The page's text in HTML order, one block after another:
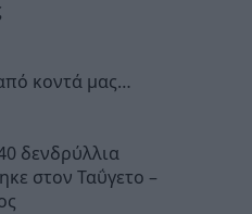
κοντά μας…
δενδρύλλια
στον Ταΰγετο –